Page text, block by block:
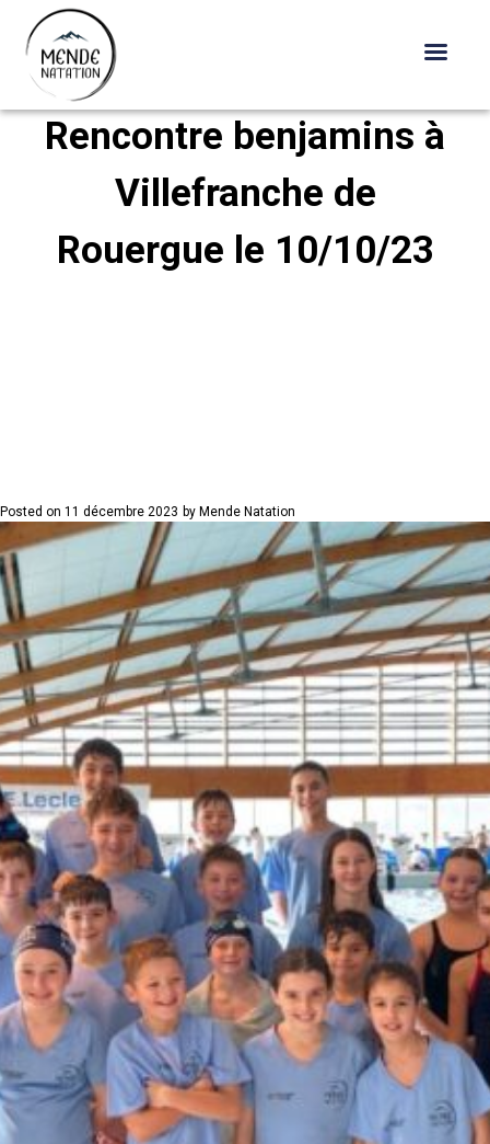
Interclubs Avenirs
Aveyron/Lozère +
Rencontre benjamins à
Villefranche de
Rouergue le 10/10/23
Posted on 11 décembre 2023 by Mende Natation